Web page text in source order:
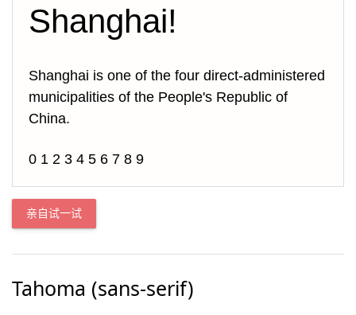
Shanghai!
Shanghai is one of the four direct-administered
municipalities of the People's Republic of
China.
0 1 2 3 4 5 6 7 8 9
亲自试一试
Tahoma (sans-serif)